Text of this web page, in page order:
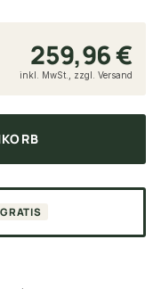
259,96 €
inkl. MwSt., zzgl. Versand
GRATIS